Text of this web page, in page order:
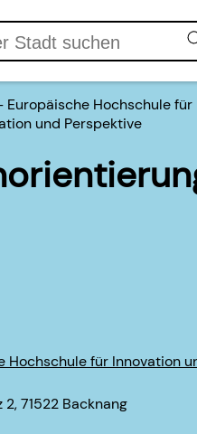
Europäische Hochschule für
und Perspektive
Hochschule für Innovation
71522 Backnang